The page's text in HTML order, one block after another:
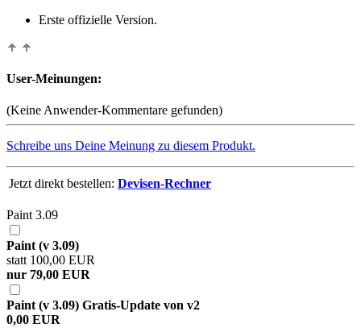
Erste offizielle Version.
User-Meinungen:
(Keine Anwender-Kommentare gefunden)
Schreibe uns Deine Meinung zu diesem Produkt.
Jetzt direkt bestellen: Devisen-Rechner
Paint 3.09
Paint (v 3.09)
statt 100,00 EUR
nur 79,00 EUR
Paint (v 3.09) Gratis-Update von v2
0,00 EUR